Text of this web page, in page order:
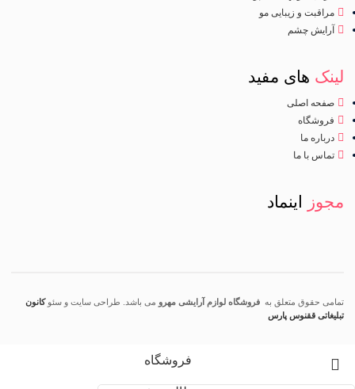
مراقبت و زیبایی مو
آرایش چشم
لینک های مفید
صفحه اصلی
فروشگاه
درباره ما
تماس با ما
مجوز اینماد
تمامی حقوق متعلق به فروشگاه لوازم آرایشی مهرو می باشد. طراحی سایت و سئوکانون
تبلیغاتی ققنوس پارس
فروشگاه